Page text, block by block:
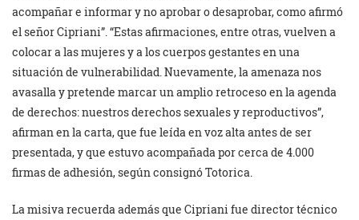
acompañar e informar y no aprobar o desaprobar, como afirmó
el señor Cipriani”. “Estas afirmaciones, entre otras, vuelven a
colocar a las mujeres y a los cuerpos gestantes en una
situación de vulnerabilidad. Nuevamente, la amenaza nos
avasalla y pretende marcar un amplio retroceso en la agenda
de derechos: nuestros derechos sexuales y reproductivos”,
afirman en la carta, que fue leída en voz alta antes de ser
presentada, y que estuvo acompañada por cerca de 4.000
firmas de adhesión, según consignó Totorica.
La misiva recuerda además que Cipriani fue director técnico